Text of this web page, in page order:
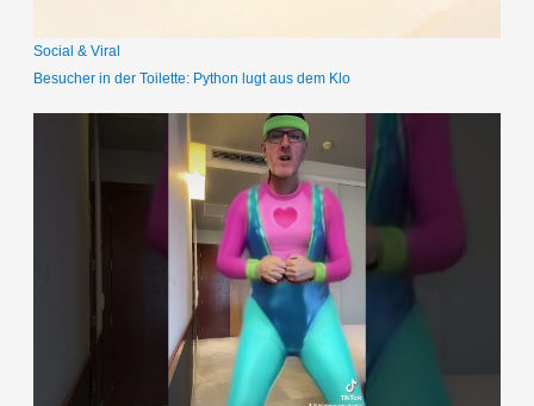
Social & Viral
Besucher in der Toilette: Python lugt aus dem Klo